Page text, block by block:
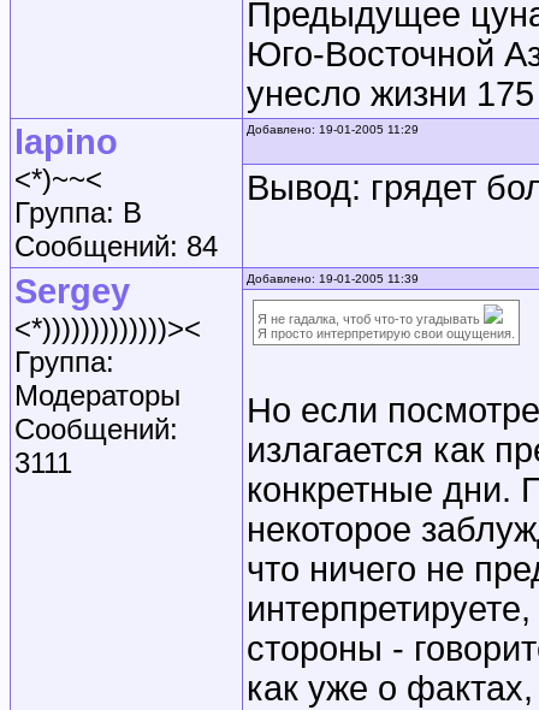
Предыдущее
Юго-Восточной
унесло жизни
lapino
<*)~~<
Группа: B
Сообщений: 84
Добавлено: 19-01-2005 11:29
Вывод: грядет
Sergey
<*)))))))))))))><
Группа:
Модераторы
Сообщений:
3111
Добавлено: 19-01-2005 11:39
Я не гадалка, чтоб что-то угадывать
Я просто интерпретирую свои ощущения.
Но если
излагается как
конкретные дни.
некоторое
что ничего не
стороны -
как уже о